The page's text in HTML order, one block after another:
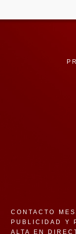
CONTACTO
PUBLICIDAD Y
ALTA EN